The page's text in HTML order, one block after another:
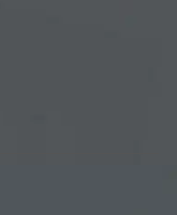
Social